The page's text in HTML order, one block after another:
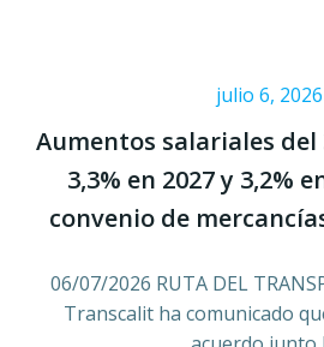
julio 6, 2026
Aumentos salariales del
3,3% en 2027 y 3,2%
convenio de
06/07/2026 RUTA DEL
Transcalit ha comunicado